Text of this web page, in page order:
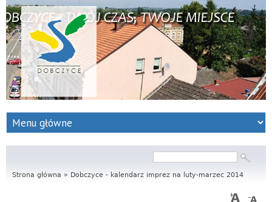
S
e
w
Formularz
wyszukiwania
Strona główna » Dobczyce - kalendarz imprez na luty-marzec 2014